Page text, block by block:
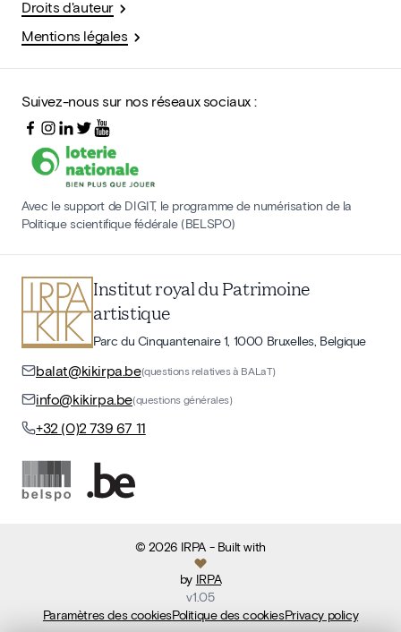
Droits d'auteur
Mentions légales
Suivez-nous sur nos réseaux sociaux :
Avec le support de DIGIT, le programme de numérisation de la
Politique scientifique fédérale (BELSPO)
Institut royal du Patrimoine
artistique
Parc du Cinquantenaire 1, 1000 Bruxelles, Belgique
balat@kikirpa.be(questions relatives à BALaT)
info@kikirpa.be(questions générales)
+32 (0)2 739 67 11
©2026 IRPA- Built with
by IRPA
v1.05
Paramètres des cookiesPolitique des cookiesPrivacy policy